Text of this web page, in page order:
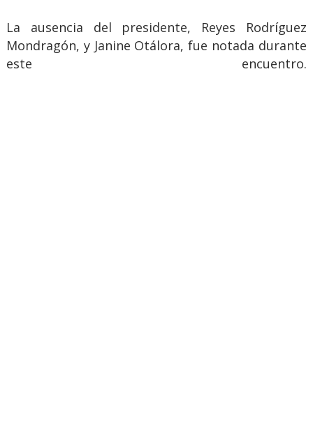
La ausencia del presidente, Reyes Rodríguez
Mondragón, y Janine Otálora, fue notada durante
este encuentro.